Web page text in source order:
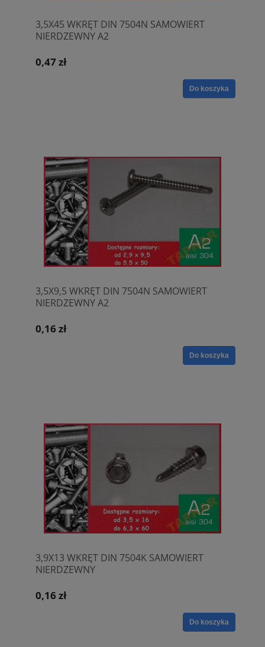
3,5X45 WKRĘT DIN 7504N SAMOWIERT
NIERDZEWNY A2
0,47 zł
Do koszyka
3,5X9,5 WKRĘT DIN 7504N SAMOWIERT
NIERDZEWNY A2
0,16 zł
Do koszyka
3,9X13 WKRĘT DIN 7504K SAMOWIERT
NIERDZEWNY
0,16 zł
Do koszyka